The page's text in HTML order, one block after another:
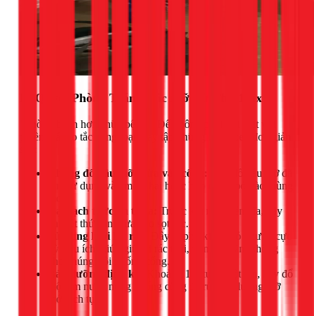
Bí Quyết Phòng Tránh Tắc Mỡ Từ Thợ 1Fix
"Phòng bệnh hơn chữa bệnh". Để không phải đối mặt với
phiền toái do tắc cống, bạn hãy tập những thói quen đơn giản
Không đổ dầu mỡ thừa vào cống:
Hãy đổ dầu mỡ đã
qua sử dụng vào một chai hoặc hộp cũ và bỏ vào thùng
Gạt sạch thức ăn thừa:
Trước khi rửa chén đĩa, hãy
gạt hết thức ăn thừa vào sọt rác.
Sử dụng lưới lọc rác:
Đây là phụ kiện nhỏ nhưng cực
kỳ hữu ích, giúp giữ lại rác thải, vụn thức ăn, không
cho chúng trôi xuống cống.
Bảo dưỡng định kỳ:
Khoảng 1-2 tuần một lần, hãy đổ
một ấm nước nóng xuống cống để rửa trôi lượng mỡ
mới tích tụ.